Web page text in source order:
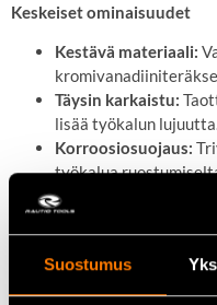
Suostumus
Keskeiset ominaisuudet
Kestävä materiaali:
Täysin karkaistu:
lisää työkalun
Korroosiosuojaus:
työkalua
Tarkka